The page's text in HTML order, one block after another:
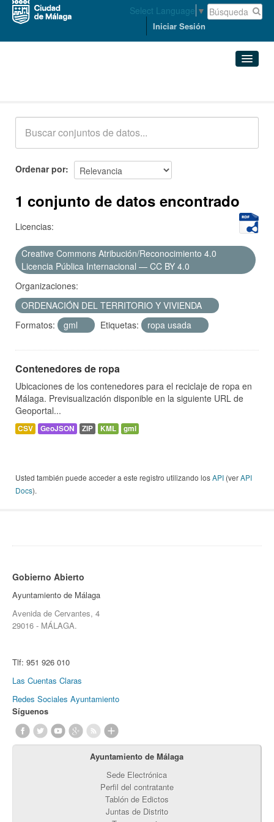
Select Language ▼
Iniciar Sesión
Acerca de
Ordenar por
1 conjunto de datos encontrado
Licencias:
Creative Commons Atribución/Reconocimiento 4.0
Licencia Pública Internacional — CC BY 4.0
Organizaciones:
ORDENACIÓN DEL TERRITORIO Y VIVIENDA
Formatos:
gml Etiquetas: ropa usada
Contenedores de ropa
Ubicaciones de los contenedores para el reciclaje de ropa en
Málaga. Previsualización disponible en la siguiente URL de
Geoportal...
CSV GeoJSON ZIP KML gml
Usted también puede acceder a este registro utilizando losAPI (verAPI
Docs).
Gobierno Abierto
Ayuntamiento de Málaga
Avenida de Cervantes, 4
29016 - MÁLAGA.
Tlf: 951 926 010
Las Cuentas Claras
Redes Sociales Ayuntamiento
Síguenos
Ayuntamiento de Málaga
Sede Electrónica
Perfil del contratante
Tablón de Edictos
Juntas de Distrito